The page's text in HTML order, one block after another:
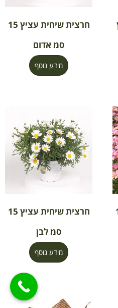
חרצית שיחית עציץ 15
סמ אדום
מידע נוסף
15
חרצית שיחית עציץ 15
סמ לבן
מידע נוסף